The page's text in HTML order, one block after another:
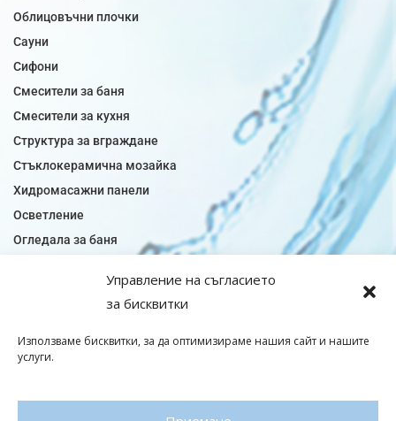
Управление на съгласието
за бисквитки
Използваме бисквитки, за да оптимизираме нашия сайт и нашите
услуги.
Облицовъчни плочки
Сауни
Сифони
Смесители за баня
Смесители за кухня
Структура за вграждане
Стъклокерамична мозайка
Хидромасажни панели
Осветление
Огледала за баня
Плочки за кухня
Подови лентова сифони
Подови плочки